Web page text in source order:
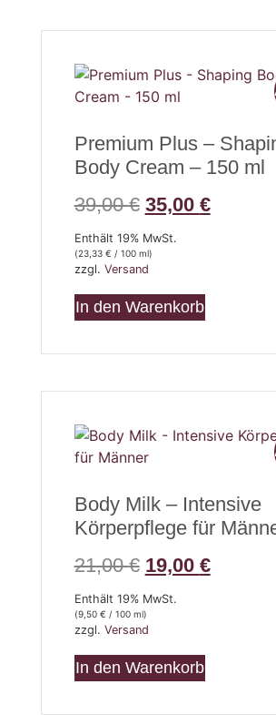
Premium Plus –
Body Cream – 150 ml
39,00€ 35,00 €
Enthält 19% MwSt.
(23,33 € / 100 ml)
zzgl. Versand
In den Warenkorb
Body Milk – Intensive
Körperpflege für
21,00€ 19,00 €
Enthält 19% MwSt.
(9,50 € / 100 ml)
zzgl. Versand
In den Warenkorb